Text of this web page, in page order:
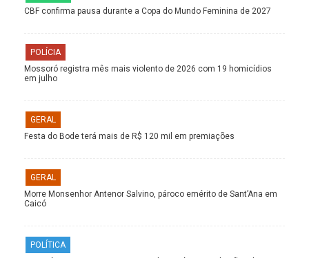
CBF confirma pausa durante a Copa do Mundo Feminina de 2027
POLÍCIA
Mossoró registra mês mais violento de 2026 com 19 homicídios
em julho
GERAL
Festa do Bode terá mais de R$ 120 mil em premiações
GERAL
Morre Monsenhor Antenor Salvino, pároco emérito de Sant’Ana em
Caicó
POLÍTICA